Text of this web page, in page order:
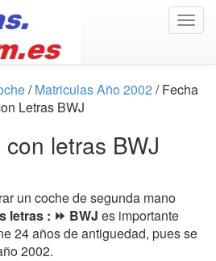
/Matriculas Año 2002 / Fecha
Letras BWJ
letras BWJ
un coche de segunda mano
letras : ⏩ BWJ es importante
24 años de antiguedad, pues se
2002.